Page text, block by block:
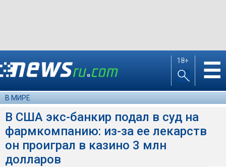
18+ ☰
В МИРЕ
В США экс-банкир подал в суд на
фармкомпанию: из-за ее лекарств
он проиграл в казино 3 млн
долларов